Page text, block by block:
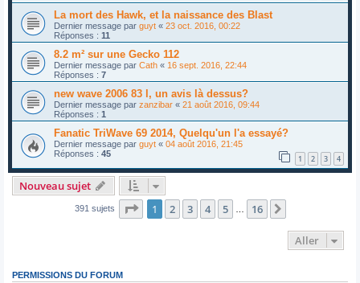
La mort des Hawk, et la naissance des Blast
Dernier message par guyt « 23 oct. 2016, 00:22
Réponses : 11
8.2 m² sur une Gecko 112
Dernier message par Cath « 16 sept. 2016, 22:44
Réponses : 7
new wave 2006 83 l, un avis là dessus?
Dernier message par zanzibar « 21 août 2016, 09:44
Réponses : 1
Fanatic TriWave 69 2014, Quelqu'un l'a essayé?
Dernier message par guyt « 04 août 2016, 21:45
Réponses : 45 1 2 3 4
Nouveau sujet
391 sujets Page 1sur16
1 2 3 4 5 16
Aller
PERMISSIONS DU FORUM